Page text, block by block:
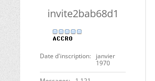
invite2bab68d1
Date d'inscription
janvier
1970